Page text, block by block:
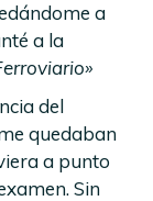
a
a la
del
quedaban
a punto
Sin